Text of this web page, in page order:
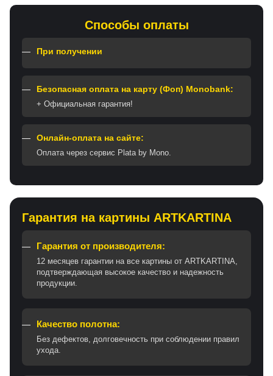
Способы оплаты
При получении
Безопасная оплата на карту (Фоп) Monobank:
+ Официальная гарантия!
Онлайн-оплата на сайте:
Оплата через сервис Plata by Mono.
Гарантия на картины ARTKARTINA
Гарантия от производителя:
12 месяцев гарантии на все картины от ARTKARTINA,
подтверждающая высокое качество и надежность
продукции.
Качество полотна:
Без дефектов, долговечность при соблюдении правил
ухода.